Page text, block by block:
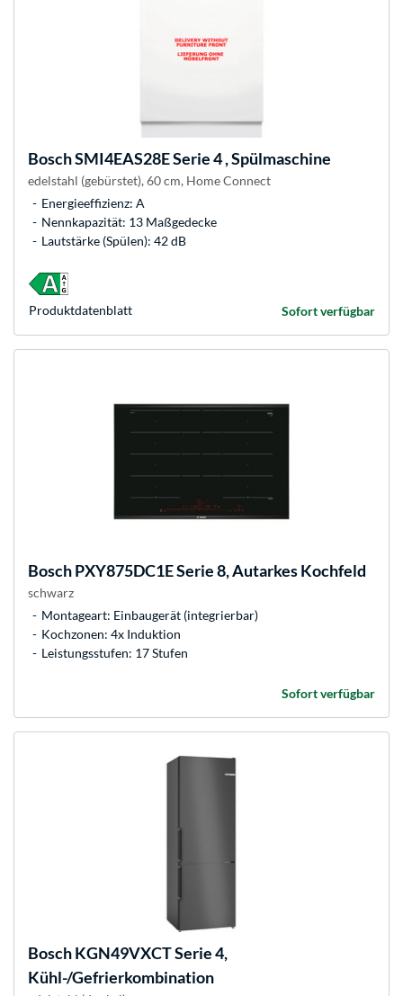
BoschSMI4EAS28E Serie 4 , Spülmaschine
edelstahl (gebürstet), 60 cm, Home Connect
Energieeffizienz: A
Nennkapazität: 13 Maßgedecke
Lautstärke (Spülen): 42 dB
Sofort verfügbar
Produkt­datenblatt
BoschPXY875DC1E Serie 8, Autarkes Kochfeld
schwarz
Montageart: Einbaugerät (integrierbar)
Kochzonen: 4x Induktion
Leistungsstufen: 17 Stufen
Sofort verfügbar
BoschKGN49VXCT Serie 4,
Kühl-/Gefrierkombination